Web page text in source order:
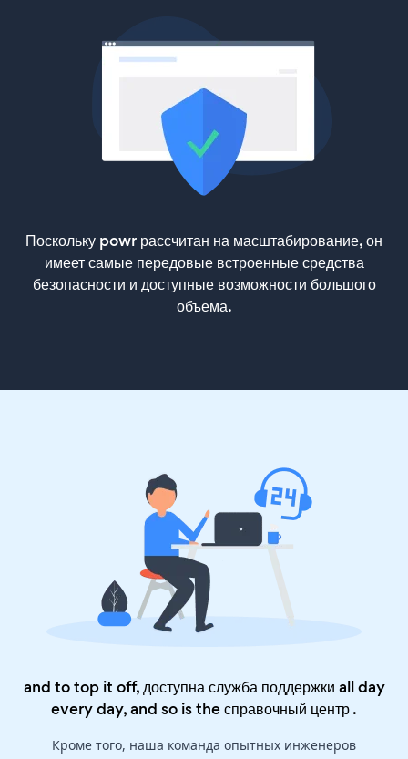
Поскольку powr рассчитан на масштабирование, он
имеет самые передовые встроенные средства
безопасности и доступные возможности большого
объема.
and to top it off, доступна служба поддержки all day
every day, and so is theсправочный центр.
Кроме того, наша команда опытных инженеров